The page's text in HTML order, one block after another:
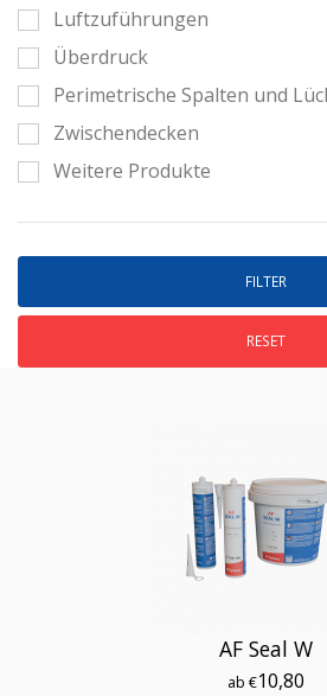
Luftzuführungen
Überdruck
Perimetrische Spalten und
Zwischendecken
Weitere Produkte
RESET
AF Seal W
ab €10,80